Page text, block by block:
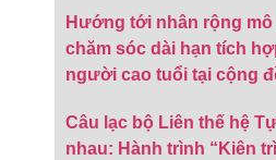
Hướng tới nhân rộng mô
chăm sóc dài hạn tích
người cao tuổi tại cộng
Câu lạc bộ Liên thế hệ
nhau: Hành trình “Kiên